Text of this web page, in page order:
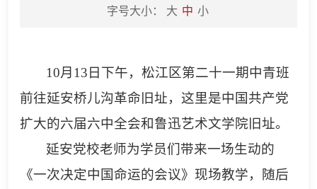
字号大小： 大 中 小
10月 13 日下午，松江区第二十一期中青班
前往延安桥儿沟革命旧址，这里是中国共产党
扩大的六届六中全会和鲁迅艺术文学院旧址。
延安党校老师为学员们带来一场生动的
《一次决定中国命运的会议》现场教学，随后